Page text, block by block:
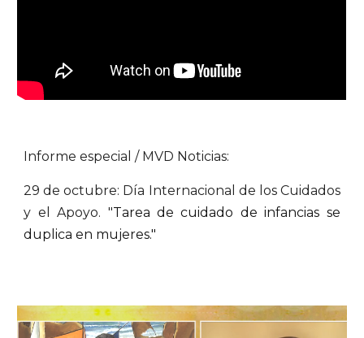
Informe especial / MVD Noticias:
29 de octubre: Día Internacional de los Cuidados
y el Apoyo. "Tarea de cuidado de infancias se
duplica en mujeres."